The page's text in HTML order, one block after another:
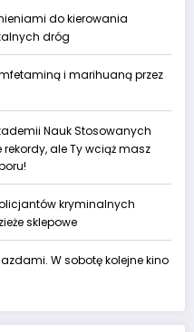
do kierowania
dróg
i marihuaną przez
Nauk Stosowanych
ale Ty wciąż masz
kryminalnych
sklepowe
W sobotę kolejne kino